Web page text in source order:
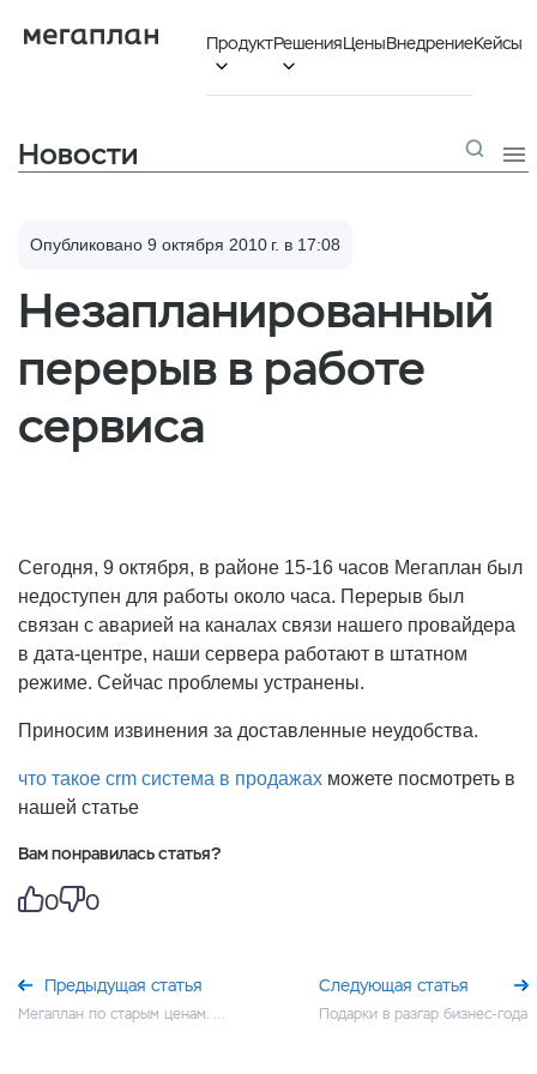
Продукт

Решения

ЦеныВнедрениеКейсы
Новости 
Опубликовано 9 октября 2010 г. в 17:08
Незапланированный
перерыв в работе
сервиса
Сегодня, 9 октября, в районе 15-16 часов Мегаплан был
недоступен для работы около часа. Перерыв был
связан с аварией на каналах связи нашего провайдера
в дата-центре, наши сервера работают в штатном
режиме. Сейчас проблемы устранены.
Приносим извинения за доставленные неудобства.
что такое crm система в продажах можете посмотреть в
нашей статье
Вам понравилась статья?
0 0
Предыдущая статья
Мегаплан по старым ценам. Успейте оплатить сегодня!
Следующая статья
Подарки в разгар бизнес-года